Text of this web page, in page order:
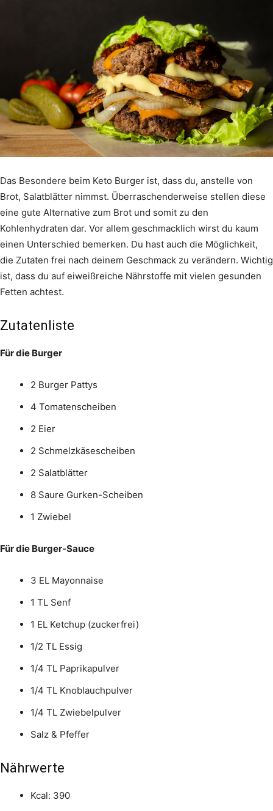
Das Besondere beim Keto Burger ist, dass du, anstelle von
Brot, Salatblätter nimmst. Überraschenderweise stellen diese
eine gute Alternative zum Brot und somit zu den
Kohlenhydraten dar. Vor allem geschmacklich wirst du kaum
einen Unterschied bemerken. Du hast auch die Möglichkeit,
die Zutaten frei nach deinem Geschmack zu verändern. Wichtig
ist, dass du auf eiweißreiche Nährstoffe mit vielen gesunden
Fetten achtest.
Zutatenliste
Für die Burger
2 Burger Pattys
4 Tomatenscheiben
2 Eier
2 Schmelzkäsescheiben
2 Salatblätter
8 Saure Gurken-Scheiben
1 Zwiebel
Für die Burger-Sauce
3 EL Mayonnaise
1 TL Senf
1 EL Ketchup (zuckerfrei)
1/2 TL Essig
1/4 TL Paprikapulver
1/4 TL Knoblauchpulver
1/4 TL Zwiebelpulver
Salz & Pfeffer
Nährwerte
Kcal: 390